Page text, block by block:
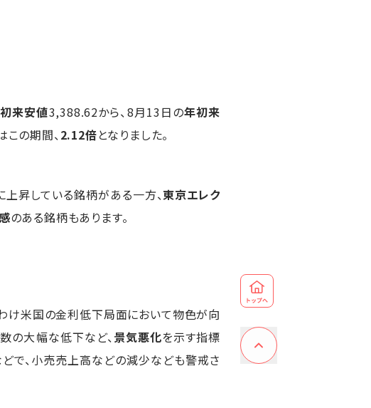
来安値3,388.62から、8月13日の年初来
この期間、2.12倍となりました。
上昇している銘柄がある一方、東京エレク
のある銘柄もあります。
け米国の金利低下局面において物色が向
の大幅な低下など、景気悪化を示す指標
で、小売売上高などの減少なども警戒さ